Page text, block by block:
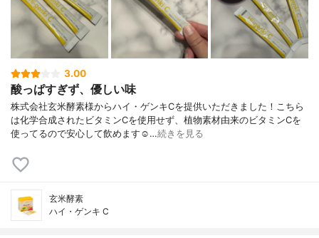
3.00
酸っぱすぎず、優しい味
株式会社玄米酵素様からハイ・ゲンキCを提供いただきました！こちら
は化学合成されたビタミンCを使用せず、植物素材由来のビタミンCを
使ってるので安心して飲めます☺︎…続きを見る
玄米酵素
ハイ・ゲンキ C